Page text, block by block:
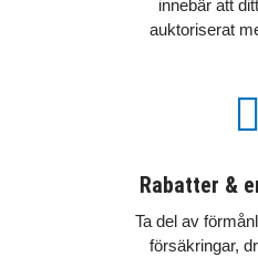
innebär att
auktoriserat

Rabatter &
Ta del av
försäkringar,